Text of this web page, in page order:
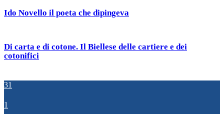
Ido Novello il poeta che dipingeva
Di carta e di cotone. Il Biellese delle cartiere e dei
cotonifici
31
1